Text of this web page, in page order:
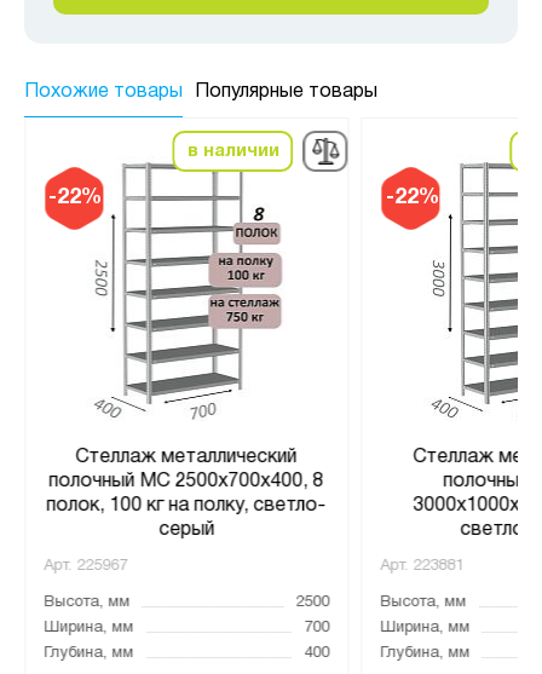
Похожие товары Популярные товары
-22%
в наличии
Стеллаж металлический
полочный МС 2500х700х400, 8
полок, 100 кг на полку, светло-
серый
Арт. 225967
Высота, мм
2500
Ширина, мм
700
Глубина, мм
400
-22%
Стеллаж
полочный
светло-
Арт. 223881
Высота, мм
Ширина, мм
Глубина, мм